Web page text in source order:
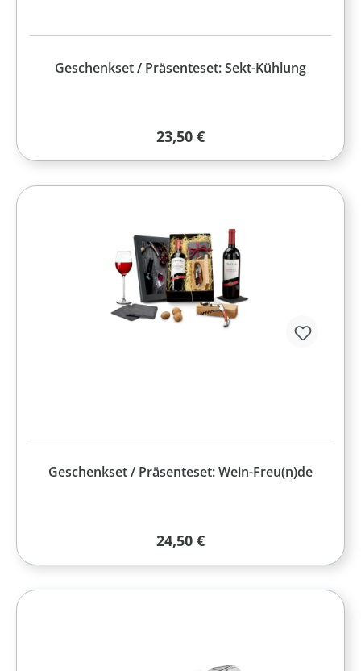
Geschenkset / Präsenteset: Sekt-Kühlung
Regulärer Preis:
23,50 €
Geschenkset / Präsenteset: Wein-Freu(n)de
Regulärer Preis:
24,50 €